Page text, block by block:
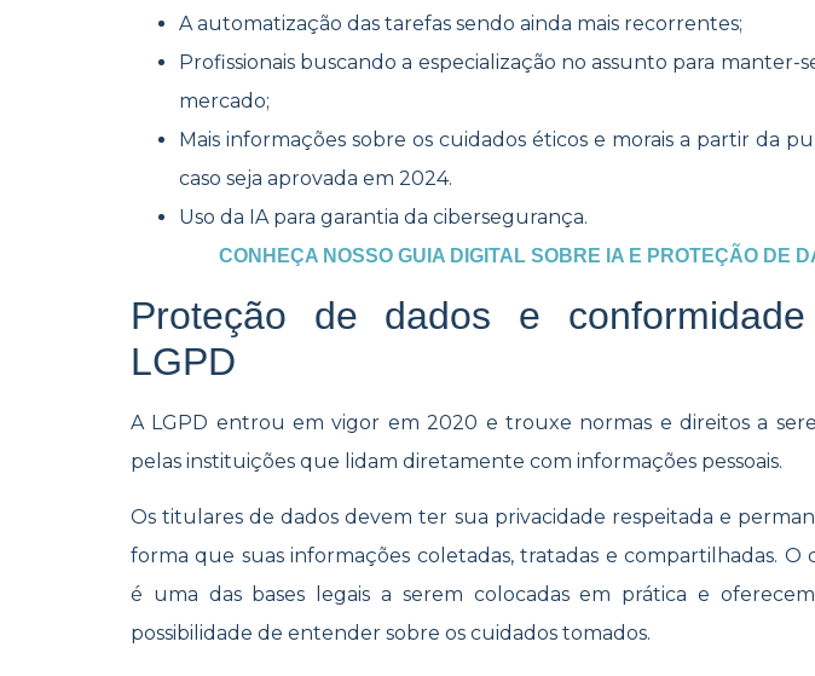
A automatização das tarefas sendo ainda mais recorrentes;
Profissionais buscando a especialização no assunto para manter-
mercado;
Mais informações sobre os cuidados éticos e morais a partir da
caso seja aprovada em 2024.
Uso da IA para garantia da cibersegurança.
CONHEÇA NOSSO GUIA DIGITAL SOBRE IA E PROTEÇÃO DE
Proteção de dados e
LGPD
A LGPD entrou em vigor em 2020 e trouxe normas e direitos a
pelas instituições que lidam diretamente com informações pessoais.
Os titulares de dados devem ter sua privacidade respeitada e
forma que suas informações coletadas, tratadas e compartilhadas. O
é uma das bases legais a serem colocadas em prática e
possibilidade de entender sobre os cuidados tomados.